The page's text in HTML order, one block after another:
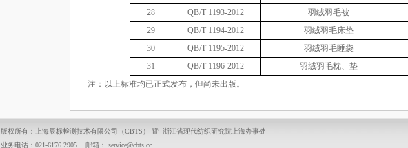
28 QB/T 1193-2012 羽绒羽毛被
29
QB/T 1194-2012 羽绒羽毛床垫
30
QB/T 1195-2012 羽绒羽毛睡袋
31
QB/T 1196-2012 羽绒羽毛枕、垫
注：以上标准均已正式发布，但尚未出版。
版权所有：上海辰标检测技术有限公司（CBTS） 暨 浙江省现代纺织研究院上海办事处
业务电话：021-6176 2905 邮箱： service@cbts.cc